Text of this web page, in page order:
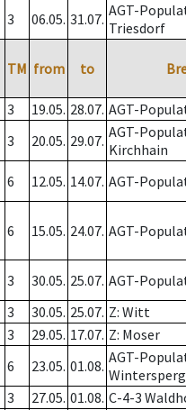
3 06.05. 31.07. AGT-
Triesdorf
TM from to
3 19.05. 28.07. AGT-
3 20.05. 29.07. AGT-
Kirchhain
6 12.05. 14.07. AGT-
6 15.05. 24.07. AGT-
3 30.05. 25.07. AGT-
3 30.05. 25.07. Z: Witt
3 29.05. 17.07. Z: Moser
6 23.05. 01.08. AGT-
3 27.05. 01.08. C-4-3